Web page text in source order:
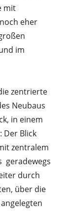
mit
eher
im
zentrierte
Neubaus
in einem
Der Blick
zentralem
geradewegs
durch
über die